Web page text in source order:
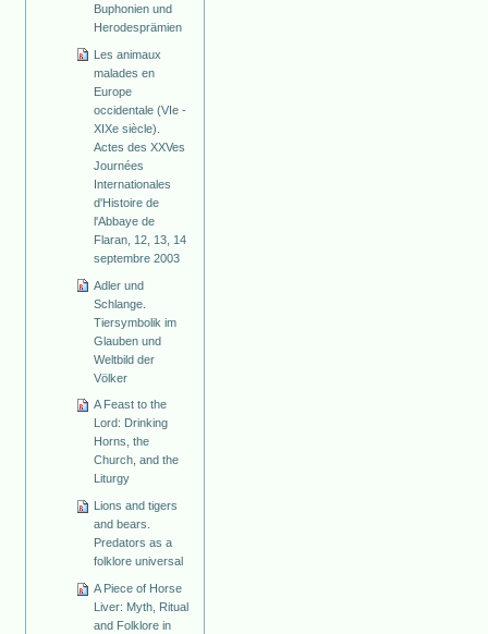
Buphonien und
Herodesprämien
Les animaux
malades en
Europe
occidentale (VIe -
XIXe siècle).
Actes des XXVes
Journées
Internationales
d'Histoire de
l'Abbaye de
Flaran, 12, 13, 14
septembre 2003
Adler und
Schlange.
Tiersymbolik im
Glauben und
Weltbild der
Völker
A Feast to the
Lord: Drinking
Horns, the
Church, and the
Liturgy
Lions and tigers
and bears.
Predators as a
folklore universal
A Piece of Horse
Liver: Myth, Ritual
and Folklore in